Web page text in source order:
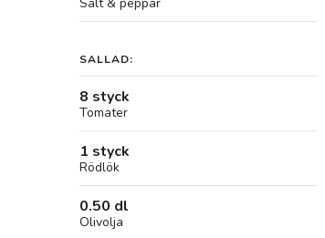
SALLAD:
8 styck
Tomater
1 styck
Rödlök
0.50 dl
Olivolja